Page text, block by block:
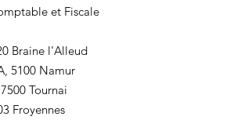
et Fiscale
Braine l'Alleud
5100 Namur
Tournai
Froyennes